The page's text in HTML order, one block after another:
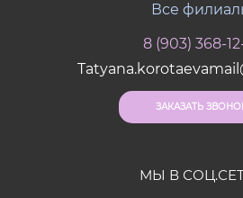
Все
8 (903) 368-
ЗАКАЗАТЬ
МЫ В